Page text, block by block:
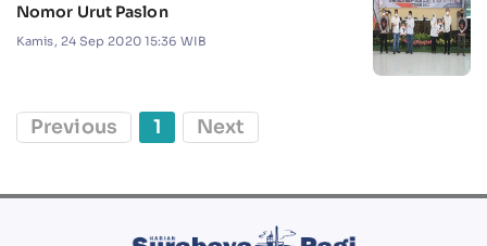
Nomor Urut Paslon
Kamis, 24 Sep 2020 15:36 WIB
Previous 1 Next